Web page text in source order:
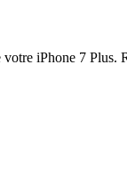
iPhone 7 Plus.